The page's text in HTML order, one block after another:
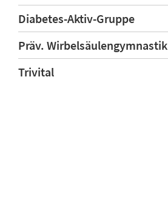
Diabetes-Aktiv-Gruppe
Präv. Wirbelsäulengymnastik
Trivital